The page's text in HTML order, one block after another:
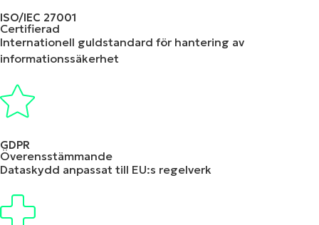
ISO/IEC 27001
Certifierad
Internationell guldstandard för hantering av
informationssäkerhet
GDPR
Överensstämmande
Dataskydd anpassat till EU:s regelverk